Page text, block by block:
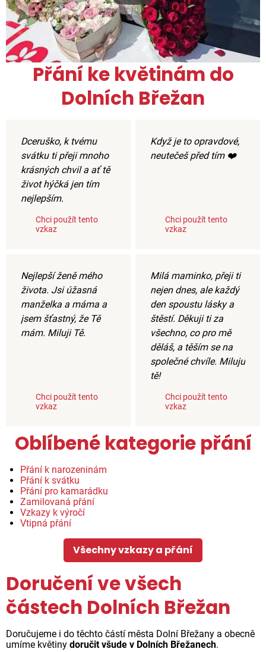
Přání ke květinám do
Dolních Břežan
Dceruško, k tvému
svátku ti přeji mnoho
krásných chvil a ať tě
život hýčká jen tím
nejlepším.
Chci použít tento
vzkaz
Když je to opravdové,
neutečeš před tím ❤️
Chci použít tento
vzkaz
Nejlepší ženě mého
života. Jsi úžasná
manželka a máma a
jsem šťastný, že Tě
mám. Miluji Tě.
Chci použít tento
vzkaz
Milá maminko, přeji ti
nejen dnes, ale každý
den spoustu lásky a
štěstí. Děkuji ti za
všechno, co pro mě
děláš, a těším se na
společné chvíle. Miluju
tě!
Chci použít tento
vzkaz
Oblíbené kategorie přání
Přání k narozeninám
Přání k svátku
Přání pro kamarádku
Zamilovaná přání
Vzkazy k výročí
Vtipná přání
Všechny vzkazy a přání
Doručení ve všech
částech Dolních Břežan
Doručujeme i do těchto částí města Dolní Břežany a obecně
umíme květiny doručit všude v Dolních Břežanech.